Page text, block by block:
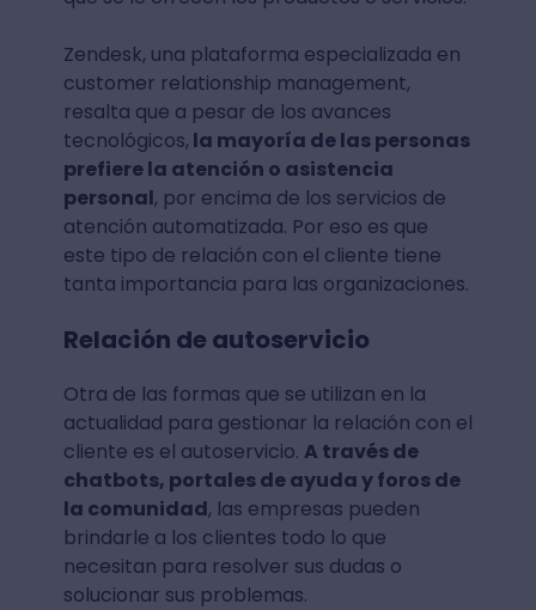
Zendesk, una plataforma especializada en
customer relationship management,
resalta que a pesar de los avances
tecnológicos, la mayoría de las personas
prefiere la atención o asistencia
personal, por encima de los servicios de
atención automatizada. Por eso es que
este tipo de relación con el cliente tiene
tanta importancia para las organizaciones.
Relación de autoservicio
Otra de las formas que se utilizan en la
actualidad para gestionar la relación con el
cliente es el autoservicio. A través de
chatbots, portales de ayuda y foros de
la comunidad, las empresas pueden
brindarle a los clientes todo lo que
necesitan para resolver sus dudas o
solucionar sus problemas.